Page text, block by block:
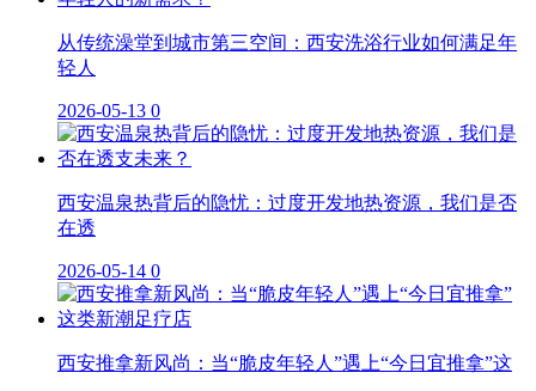
从传统澡堂到城市第三空间：西安洗浴行业如何满足年
轻人
2026-05-13 0
西安温泉热背后的隐忧：过度开发地热资源，我们是否
在透
2026-05-14 0
西安推拿新风尚：当“脆皮年轻人”遇上“今日宜推拿”这